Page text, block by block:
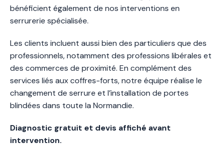
bénéficient également de nos interventions en
serrurerie spécialisée.
Les clients incluent aussi bien des particuliers que des
professionnels, notamment des professions libérales et
des commerces de proximité. En complément des
services liés aux coffres-forts, notre équipe réalise le
changement de serrure et l’installation de portes
blindées dans toute la Normandie.
Diagnostic gratuit et devis affiché avant
intervention.